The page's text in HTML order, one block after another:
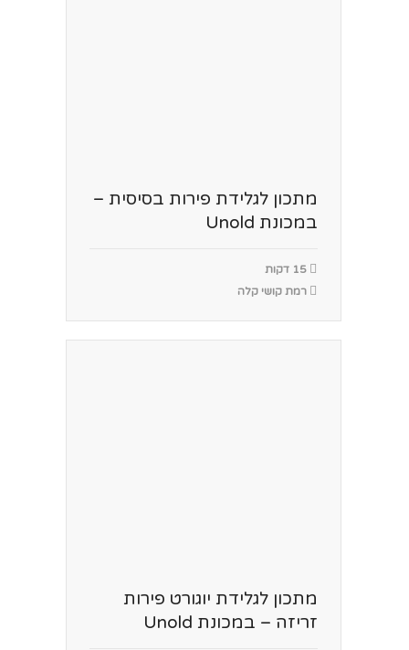
מתכון לגלידת פירות בסיסית –
במכונת Unold
15 דקות
רמת קושי קלה
מתכון לגלידת יוגורט פירות
זריזה – במכונת Unold